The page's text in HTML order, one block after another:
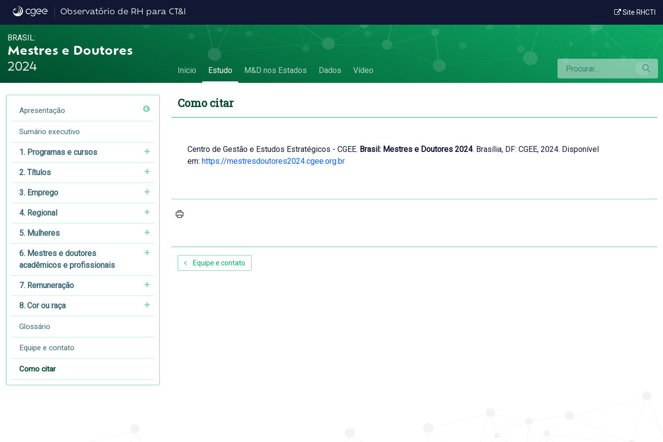
Como citar - Como citar
Observatório de RH para CT&I Site RHCTI
BRASIL:
Mestres e Doutores
2024
Início Estudo M&D nos Estados Dados Vídeo
Apresentação
Sumário executivo
1. Programas e cursos
2. Títulos
3. Emprego
4. Regional
5. Mulheres
6. Mestres e doutores
acadêmicos e profissionais
7. Remuneração
8. Cor ou raça
Glossário
Equipe e contato
Como citar
Como citar
Centro de Gestão e Estudos Estratégicos - CGEE. Brasil: Mestres e Doutores 2024. Brasília, DF: CGEE, 2024. Disponível
em: https://mestresdoutores2024.cgee.org.br
Equipe e contato